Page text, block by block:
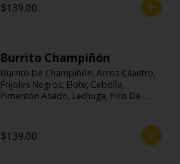
$139.00
Burrito Champiñón
Burrito De Champiñón, Arroz Cilantro,
Frijoles Negros, Elote, Cebolla,
Pimentón Asado, Lechuga, Pico De
$139.00